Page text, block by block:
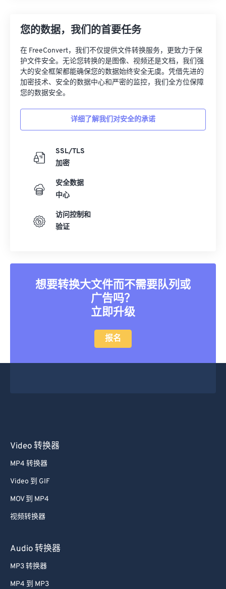
您的数据，我们的首要任务
在 FreeConvert，我们不仅提供文件转换服务，更致力于保
护文件安全。无论您转换的是图像、视频还是文档，我们强
大的安全框架都能确保您的数据始终安全无虞。凭借先进的
加密技术、安全的数据中心和严密的监控，我们全方位保障
您的数据安全。
详细了解我们对安全的承诺
SSL/TLS
加密
安全数据
中心
访问控制和
验证
想要转换大文件而不需要队列或
广告吗？
立即升级
报名
Video 转换器
MP4 转换器
Video 到 GIF
MOV 到 MP4
视频转换器
Audio 转换器
MP3 转换器
MP4 到 MP3